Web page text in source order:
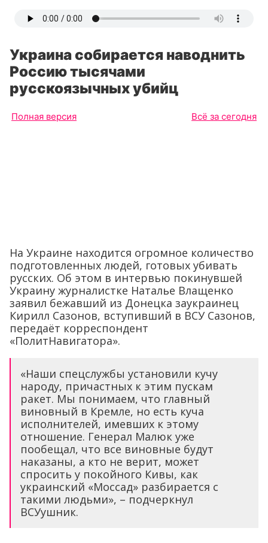
Украина собирается наводнить
Россию тысячами
русскоязычных убийц
Полная версия Всё за сегодня
На Украине находится огромное количество
подготовленных людей, готовых убивать
русских. Об этом в интервью покинувшей
Украину журналистке Наталье Влащенко
заявил бежавший из Донецка заукраинец
Кирилл Сазонов, вступивший в ВСУ Сазонов,
передаёт корреспондент
«ПолитНавигатора».
«Наши спецслужбы установили кучу
народу, причастных к этим пускам
ракет. Мы понимаем, что главный
виновный в Кремле, но есть куча
исполнителей, имевших к этому
отношение. Генерал Малюк уже
пообещал, что все виновные будут
наказаны, а кто не верит, может
спросить у покойного Кивы, как
украинский «Моссад» разбирается с
такими людьми», – подчеркнул
ВСУушник.